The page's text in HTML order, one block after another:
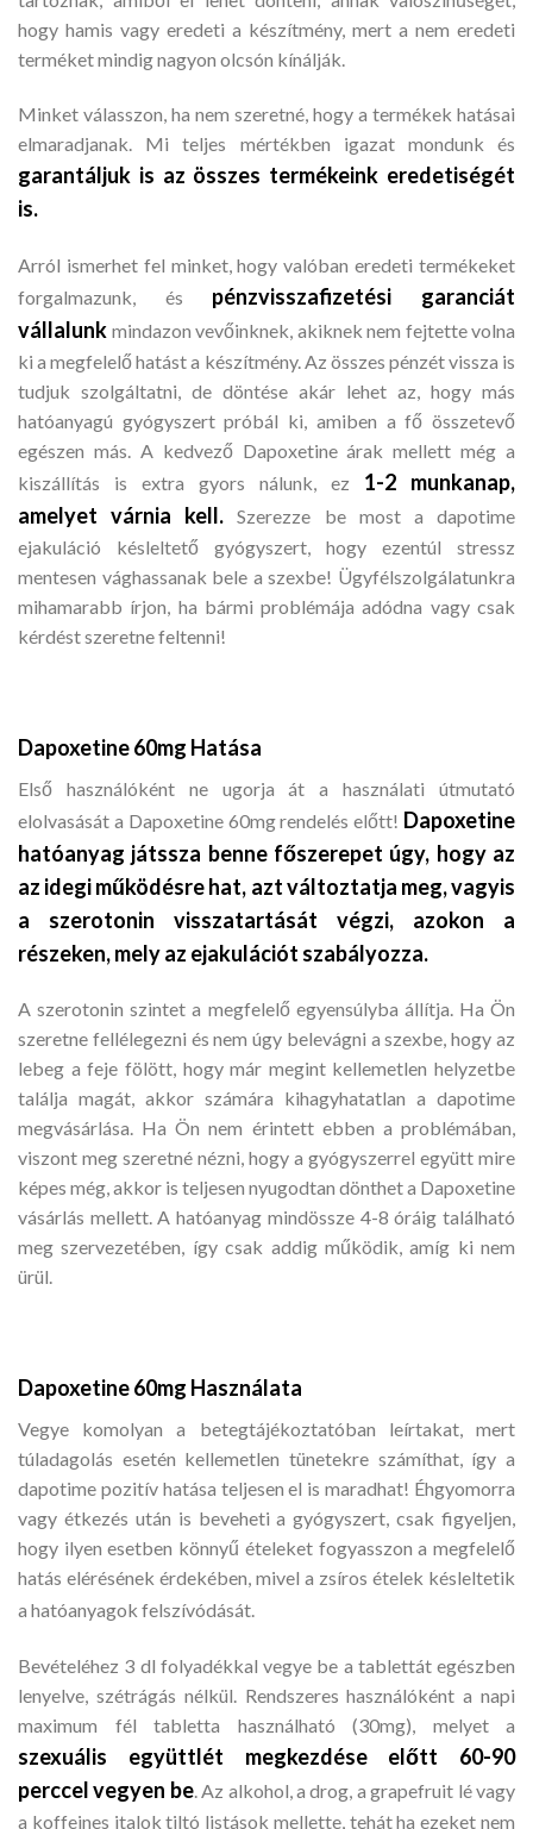
hogy hamis vagy eredeti a készítmény, mert a nem eredeti
terméket mindig nagyon olcsón kínálják.
Minket válasszon, ha nem szeretné, hogy a termékek hatásai
elmaradjanak. Mi teljes mértékben igazat mondunk és
garantáljuk is az összes termékeink eredetiségét
is.
Arról ismerhet fel minket, hogy valóban eredeti termékeket
forgalmazunk, és pénzvisszafizetési garanciát
vállalunk mindazon vevőinknek, akiknek nem fejtette volna
ki a megfelelő hatást a készítmény. Az összes pénzét vissza is
tudjuk szolgáltatni, de döntése akár lehet az, hogy más
hatóanyagú gyógyszert próbál ki, amiben a fő összetevő
egészen más. A kedvező Dapoxetine árak mellett még a
kiszállítás is extra gyors nálunk, ez 1-2 munkanap,
amelyet várnia kell. Szerezze be most a dapotime
ejakuláció késleltető gyógyszert, hogy ezentúl stressz
mentesen vághassanak bele a szexbe! Ügyfélszolgálatunkra
mihamarabb írjon, ha bármi problémája adódna vagy csak
kérdést szeretne feltenni!
Dapoxetine 60mg Hatása
Első használóként ne ugorja át a használati útmutató
elolvasását a Dapoxetine 60mg rendelés előtt! Dapoxetine
hatóanyag játssza benne főszerepet úgy, hogy az
az idegi működésre hat, azt változtatja meg, vagyis
a szerotonin visszatartását végzi, azokon a
részeken, mely az ejakulációt szabályozza.
A szerotonin szintet a megfelelő egyensúlyba állítja. Ha Ön
szeretne fellélegezni és nem úgy belevágni a szexbe, hogy az
lebeg a feje fölött, hogy már megint kellemetlen helyzetbe
találja magát, akkor számára kihagyhatatlan a dapotime
megvásárlása. Ha Ön nem érintett ebben a problémában,
viszont meg szeretné nézni, hogy a gyógyszerrel együtt mire
képes még, akkor is teljesen nyugodtan dönthet a Dapoxetine
vásárlás mellett. A hatóanyag mindössze 4-8 óráig található
meg szervezetében, így csak addig működik, amíg ki nem
ürül.
Dapoxetine 60mg Használata
Vegye komolyan a betegtájékoztatóban leírtakat, mert
túladagolás esetén kellemetlen tünetekre számíthat, így a
dapotime pozitív hatása teljesen el is maradhat! Éhgyomorra
vagy étkezés után is beveheti a gyógyszert, csak figyeljen,
hogy ilyen esetben könnyű ételeket fogyasszon a megfelelő
hatás elérésének érdekében, mivel a zsíros ételek késleltetik
a hatóanyagok felszívódását.
Bevételéhez 3 dl folyadékkal vegye be a tablettát egészben
lenyelve, szétrágás nélkül. Rendszeres használóként a napi
maximum fél tabletta használható (30mg), melyet a
szexuális együttlét megkezdése előtt 60-90
perccel vegyen be. Az alkohol, a drog, a grapefruit lé vagy
a koffeines italok tiltó listások mellette, tehát ha ezeket nem